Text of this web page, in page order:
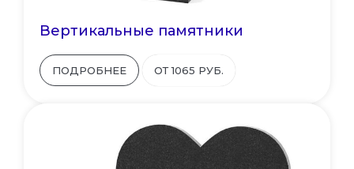
Вертикальные памятники
ПОДРОБНЕЕ ОТ 1065 РУБ.